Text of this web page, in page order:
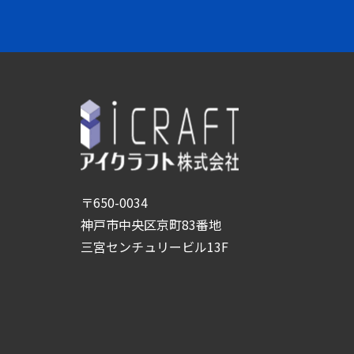
〒650-0034
神戸市中央区京町83番地
三宮センチュリービル13F